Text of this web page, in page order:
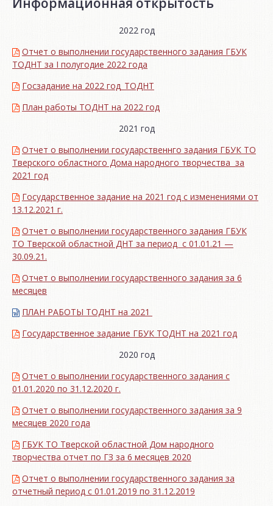
2022 год
Отчет о выполнении государственного задания ГБУК
ТОДНТ за I полугодие 2022 года
Госзадание на 2022 год_ТОДНТ
План работы ТОДНТ на 2022 год
2021 год
Отчет о выполнении государственнго задания ГБУК ТО
Тверского областного Дома народного творчества за
2021 год
Государственное задание на 2021 год с изменениями от
13.12.2021 г.
Отчет о выполнении государственного задания ГБУК
ТО Тверской областной ДНТ за период с 01.01.21 —
30.09.21.
Отчет о выполнении государственного задания за 6
месяцев
ПЛАН РАБОТЫ ТОДНТ на 2021
Государственное задание ГБУК ТОДНТ на 2021 год
2020 год
Отчет о выполнении государственного задания с
01.01.2020 по 31.12.2020 г.
Отчет о выполнении государственного задания за 9
месяцев 2020 года
ГБУК ТО Тверской областной Дом народного
творчества отчет по ГЗ за 6 месяцев 2020
Отчет о выполнении государственного задания за
отчетный период с 01.01.2019 по 31.12.2019